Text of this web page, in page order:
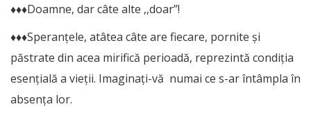
♦♦♦Doamne, dar câte alte ,,doar”!
♦♦♦Speranțele, atâtea câte are fiecare, pornite și
păstrate din acea mirifică perioadă, reprezintă condiția
esențială a vieții. Imaginați-vă numai ce s-ar întâmpla în
absența lor.